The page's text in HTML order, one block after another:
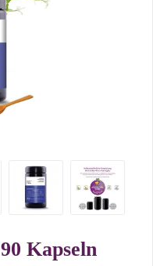
Kapseln